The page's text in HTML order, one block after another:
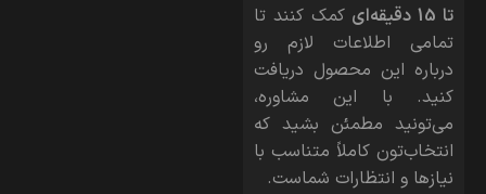
تا 15 دقیقه‌ای
کمک کنند تا
تمامی اطلاعات لازم رو
درباره این محصول دریافت
کنید. با این مشاوره،
می‌تونید مطمئن بشید که
انتخاب‌تون کاملاً متناسب با
نیازها و انتظارات شماست.